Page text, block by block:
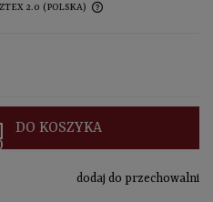
2.0 (POLSKA)
DO KOSZYKA
dodaj do przechowalni